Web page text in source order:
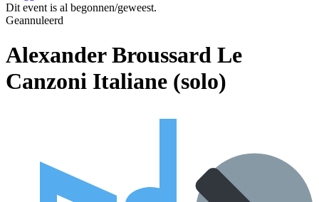
Dit event is al begonnen/geweest.
Geannuleerd
Alexander Broussard Le
Canzoni Italiane (solo)